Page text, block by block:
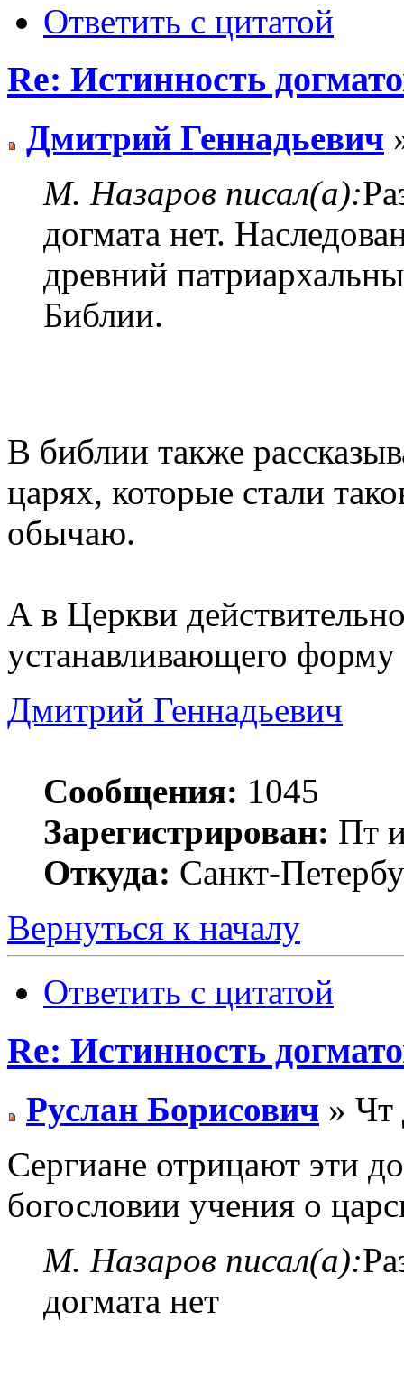
Ответить с цитатой
Re: Истинность
Дмитрий Геннадьевич
М. Назаров писал(а):
догмата нет.
древний
Библии.
В библии также
царях, которые стали
обычаю.
А в Церкви
устанавливающего форму
Дмитрий Геннадьевич
Сообщения: 1045
Зарегистрирован: Пт
Откуда: Санкт-
Вернуться к началу
Ответить с цитатой
Re: Истинность
Руслан Борисович » Чт
Сергиане отрицают эти
богословии учения о
М. Назаров писал(а):
догмата нет